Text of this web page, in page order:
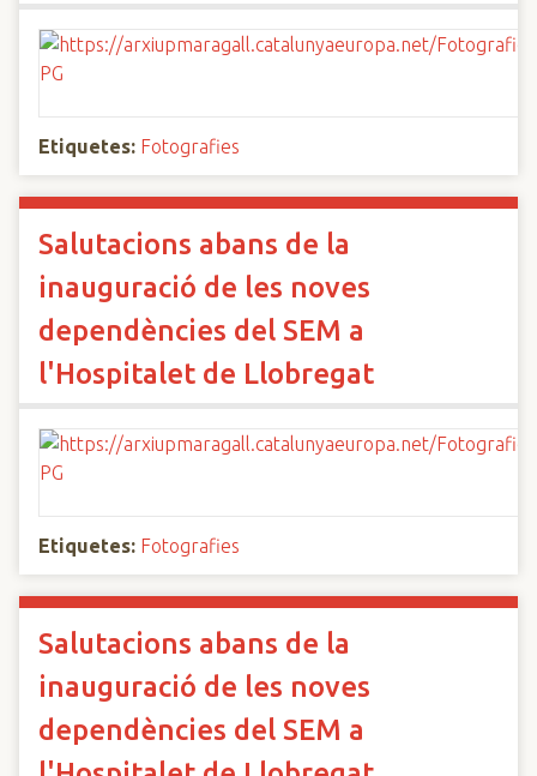
Etiquetes: Fotografies
Salutacions abans de la
inauguració de les noves
dependències del SEM a
l'Hospitalet de Llobregat
Etiquetes: Fotografies
Salutacions abans de la
inauguració de les noves
dependències del SEM a